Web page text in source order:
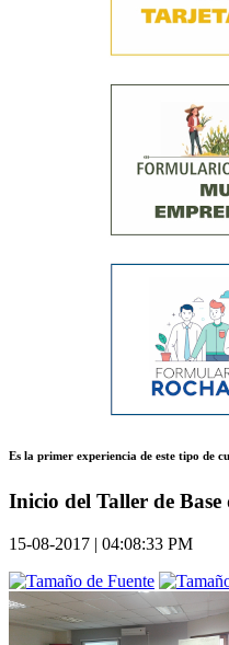
Es la primer experiencia de este tipo de
Inicio del Taller de Base
15-08-2017 | 04:08:33 PM